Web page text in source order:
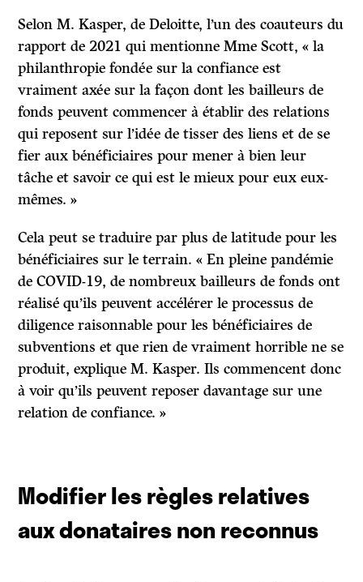
Selon M. Kasper, de Deloitte, l’un des coauteurs du
rapport de 2021 qui mentionne Mme Scott, « la
philanthropie fondée sur la confiance est
vraiment axée sur la façon dont les bailleurs de
fonds peuvent commencer à établir des relations
qui reposent sur l’idée de tisser des liens et de se
fier aux bénéficiaires pour mener à bien leur
tâche et savoir ce qui est le mieux pour eux eux-
mêmes. »
Cela peut se traduire par plus de latitude pour les
bénéficiaires sur le terrain. « En pleine pandémie
de COVID-19, de nombreux bailleurs de fonds ont
réalisé qu’ils peuvent accélérer le processus de
diligence raisonnable pour les bénéficiaires de
subventions et que rien de vraiment horrible ne se
produit, explique M. Kasper. Ils commencent donc
à voir qu’ils peuvent reposer davantage sur une
relation de confiance. »
Modifier les règles relatives
aux donataires non reconnus